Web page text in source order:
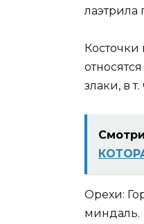
лаэтрила
злаки, в
Орехи:
миндаль.